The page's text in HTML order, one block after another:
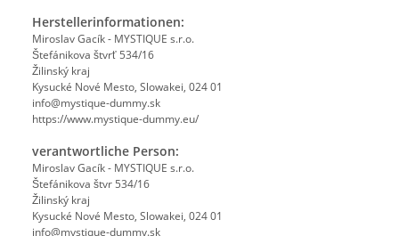
Herstellerinformationen:
Miroslav Gacík - MYSTIQUE s.r.o.
Štefánikova štvrť 534/16
Žilinský kraj
Kysucké Nové Mesto, Slowakei, 024 01
info@mystique-dummy.sk
https://www.mystique-dummy.eu/
verantwortliche Person:
Miroslav Gacík - MYSTIQUE s.r.o.
Štefánikova štvr 534/16
Žilinský kraj
Kysucké Nové Mesto, Slowakei, 024 01
info@mystique-dummy.sk